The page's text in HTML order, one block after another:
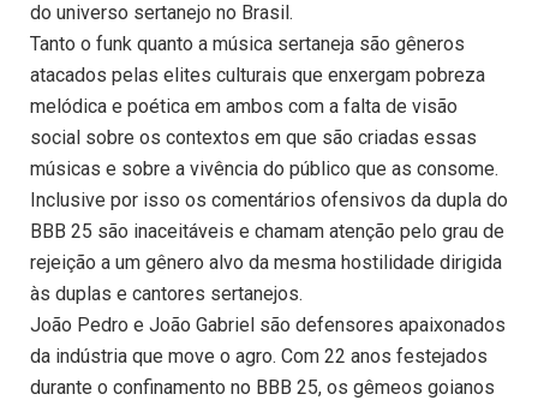
do universo sertanejo no Brasil.
Tanto o funk quanto a música sertaneja são gêneros
atacados pelas elites culturais que enxergam pobreza
melódica e poética em ambos com a falta de visão
social sobre os contextos em que são criadas essas
músicas e sobre a vivência do público que as consome.
Inclusive por isso os comentários ofensivos da dupla do
BBB 25 são inaceitáveis e chamam atenção pelo grau de
rejeição a um gênero alvo da mesma hostilidade dirigida
às duplas e cantores sertanejos.
João Pedro e João Gabriel são defensores apaixonados
da indústria que move o agro. Com 22 anos festejados
durante o confinamento no BBB 25, os gêmeos goianos